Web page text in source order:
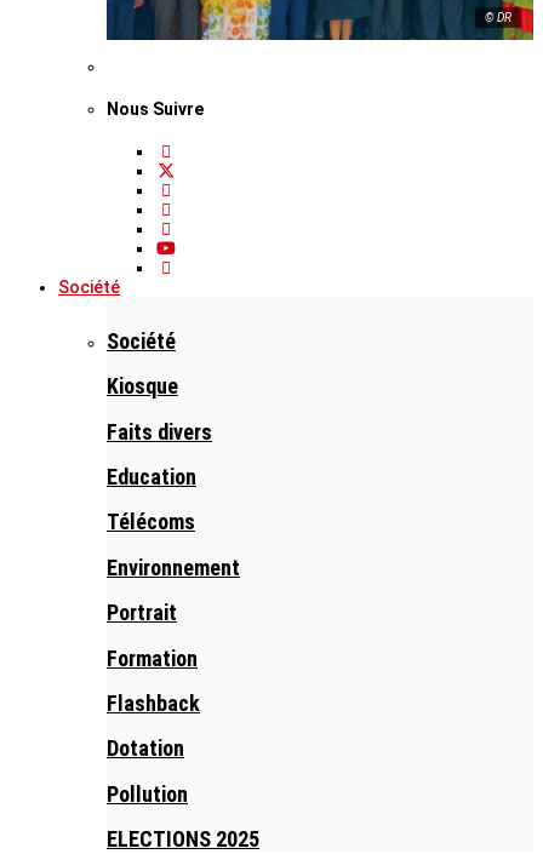
© DR
Nous Suivre
Société
Société
Kiosque
Faits divers
Education
Télécoms
Environnement
Portrait
Formation
Flashback
Dotation
Pollution
ELECTIONS 2025